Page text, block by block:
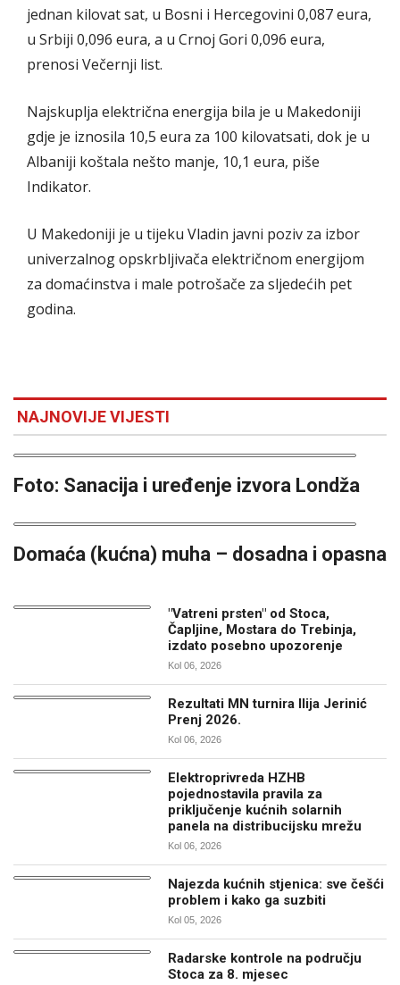
jednan kilovat sat, u Bosni i Hercegovini 0,087 eura,
u Srbiji 0,096 eura, a u Crnoj Gori 0,096 eura,
prenosi Večernji list.
Najskuplja električna energija bila je u Makedoniji
gdje je iznosila 10,5 eura za 100 kilovatsati, dok je u
Albaniji koštala nešto manje, 10,1 eura, piše
Indikator.
U Makedoniji je u tijeku Vladin javni poziv za izbor
univerzalnog opskrbljivača električnom energijom
za domaćinstva i male potrošače za sljedećih pet
godina.
NAJNOVIJE VIJESTI
Foto: Sanacija i uređenje izvora Londža
Domaća (kućna) muha – dosadna i opasna
"Vatreni prsten" od Stoca,
Čapljine, Mostara do Trebinja,
izdato posebno upozorenje
Kol 06, 2026
Rezultati MN turnira Ilija Jerinić
Prenj 2026.
Kol 06, 2026
Elektroprivreda HZHB
pojednostavila pravila za
priključenje kućnih solarnih
panela na distribucijsku mrežu
Kol 06, 2026
Najezda kućnih stjenica: sve češći
problem i kako ga suzbiti
Kol 05, 2026
Radarske kontrole na području
Stoca za 8. mjesec